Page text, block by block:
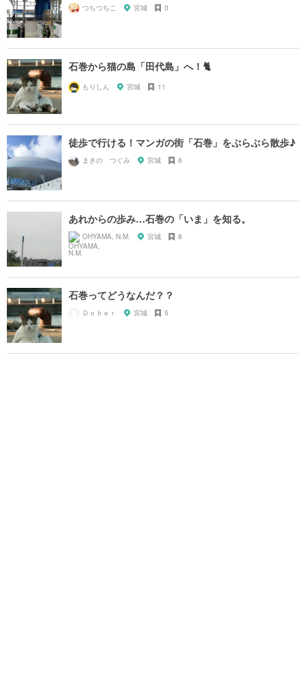
つちつちこ 宮城 0
石巻から猫の島「田代島」へ！🐈
もりしん 宮城 11
徒歩で行ける！マンガの街「石巻」をぶらぶら散歩♪
まきの つぐみ 宮城 6
あれからの歩み…石巻の「いま」を知る。
OHYAMA, N.M. 宮城 8
石巻ってどうなんだ？？
Ｄｏｂｅｒ 宮城 5